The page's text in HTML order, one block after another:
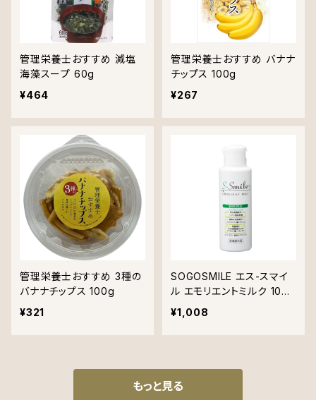
管理栄養士おすすめ 減塩
海藻スープ 60g
¥464
管理栄養士おすすめ バナナ
チップス 100g
¥267
管理栄養士おすすめ 3種の
バナナチップス 100g
¥321
SOGOSMILE エス-スマイ
ル エモリエントミルク 100
ml 医薬部外品 総合メディ
カル
¥1,008
もっと見る